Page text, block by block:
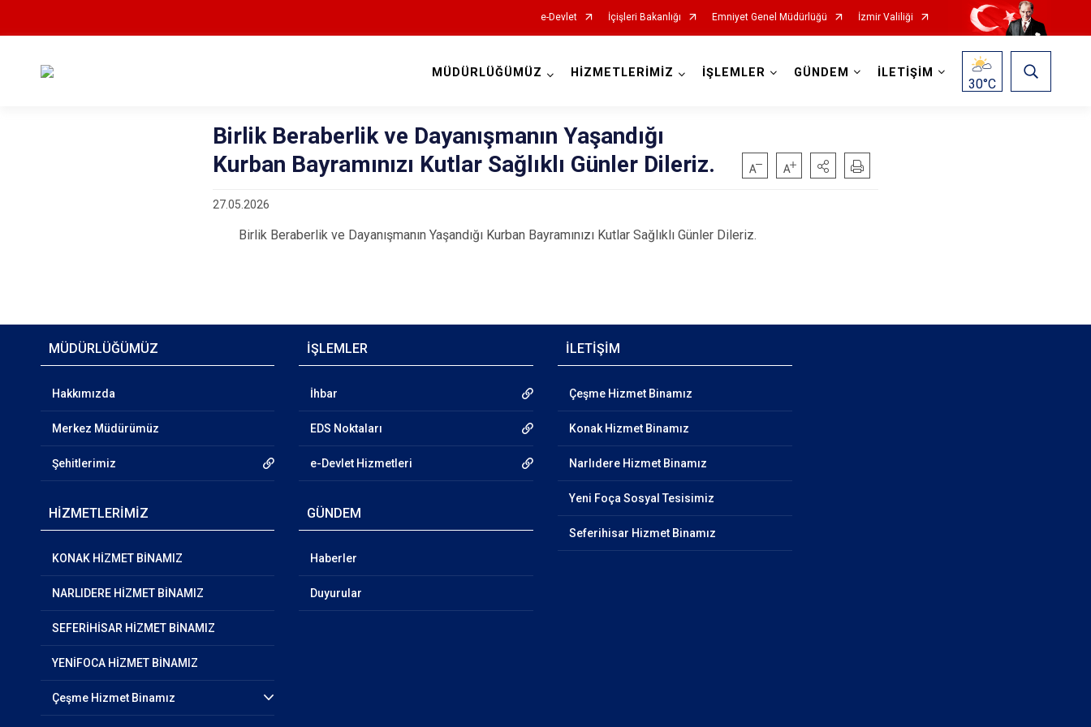
e-Devlet İçişleri Bakanlığı Emniyet Genel Müdürlüğü İzmir Valiliği
MÜDÜRLÜĞÜMÜZ HİZMETLERİMİZ İŞLEMLER GÜNDEM İLETİŞİM
30°C
Birlik Beraberlik ve Dayanışmanın Yaşandığı
Kurban Bayramınızı Kutlar Sağlıklı Günler Dileriz.
27.05.2026
Birlik Beraberlik ve Dayanışmanın Yaşandığı Kurban Bayramınızı Kutlar Sağlıklı Günler Dileriz.
MÜDÜRLÜĞÜMÜZ
Hakkımızda
Merkez Müdürümüz
Şehitlerimiz
HİZMETLERİMİZ
KONAK HİZMET BİNAMIZ
NARLIDERE HİZMET BİNAMIZ
SEFERİHİSAR HİZMET BİNAMIZ
YENİFOCA HİZMET BİNAMIZ
Çeşme Hizmet Binamız
İŞLEMLER
İhbar
EDS Noktaları
e-Devlet Hizmetleri
GÜNDEM
Haberler
Duyurular
İLETİŞİM
Çeşme Hizmet Binamız
Konak Hizmet Binamız
Narlıdere Hizmet Binamız
Yeni Foça Sosyal Tesisimiz
Seferihisar Hizmet Binamız